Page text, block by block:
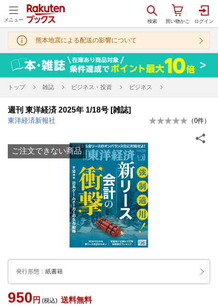
メニュー
熊本地震による配送の影響について
トップ 雑誌 ビジネス・投資 ビジネス
週刊 東洋経済 2025年 1/18号 [雑誌]
東洋経済新報社 （0件）
ご注文できない商品
発行形態 ： 紙書籍
950 円 (税込) 送料無料